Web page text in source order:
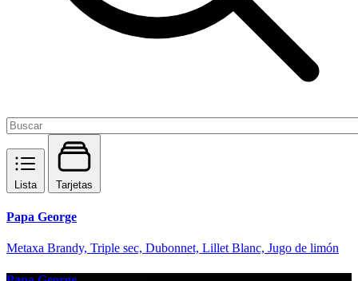
Lista Tarjetas
Papa George
Metaxa Brandy, Triple sec, Dubonnet, Lillet Blanc, Jugo de limón